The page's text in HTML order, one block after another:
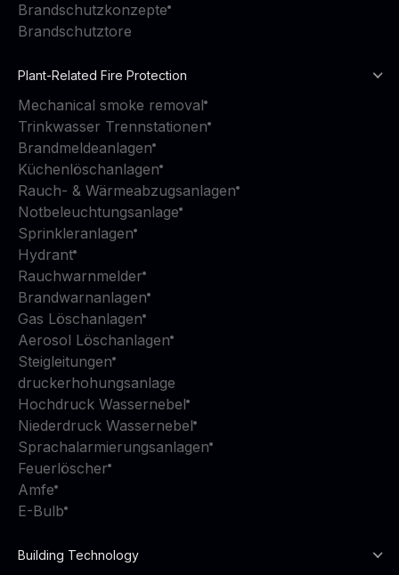
Brandschutzkonzepte
Brandschutztore
Plant-Related Fire Protection
Mechanical smoke removal
Trinkwasser Trennstationen
Brandmeldeanlagen
Küchenlöschanlagen
Rauch- & Wärmeabzugsanlagen
Notbeleuchtungsanlage
Sprinkleranlagen
Hydrant
Rauchwarnmelder
Brandwarnanlagen
Gas Löschanlagen
Aerosol Löschanlagen
Steigleitungen
druckerhohungsanlage
Hochdruck Wassernebel
Niederdruck Wassernebel
Sprachalarmierungsanlagen
Feuerlöscher
Amfe
E-Bulb
Building Technology